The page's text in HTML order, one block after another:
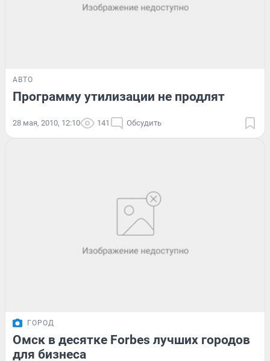
АВТО
Программу утилизации не продлят
28 мая, 2010, 12:10 141 Обсудить
ГОРОД
Омск в десятке Forbes лучших городов
для бизнеса